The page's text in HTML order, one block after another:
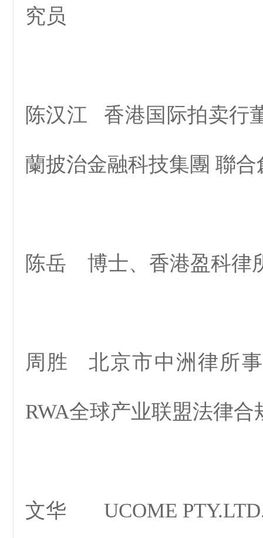
究员
陈汉江 香港国际拍卖行
蘭披治金融科技集團 聯合
陈岳 博士、香港盈科律
周胜 北京市中洲律所
RWA全球产业联盟法律
文华 UCOME